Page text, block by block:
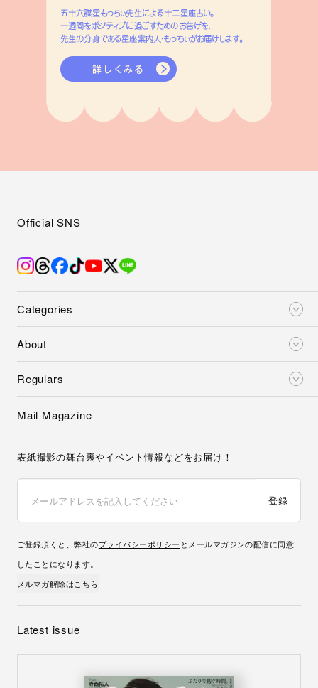
五十六謀星もっちぃ先生による十二星座占い。
一週間をポジティブに過ごすためのお告げを、
先生の分身である星座案内人・もっちぃがお届けします。
詳しくみる
Categories
About
Regulars
Official SNS
Mail Magazine
表紙撮影の舞台裏やイベント情報などをお届け！
登録
ご登録頂くと、弊社のプライバシーポリシー とメールマガジンの配信に同意
したことになります。
メルマガ解除はこちら
Latest issue